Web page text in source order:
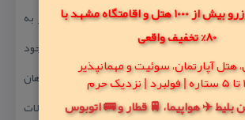
🎁 امکان رزرو بیش از 1000 هتل و اقامتگاه مشهد با
80% تخفیف واقعی
هتل آپارتمان، سوئیت و مهمانپذیر
بلیط ✈️ هواپیما، 🚆 قطار و 🚌 اتوبوس
دیگر به دلیل كمبود بارندگی و رطوبت نیاز به
ژرف است. با وجود تمام مشكلات كشاورزی، وجود
جو، كنجد، توتون، تنباكو، تره بار، گیاهان
خرما، انار، انجیر، انگور، و توت كه از محصولات